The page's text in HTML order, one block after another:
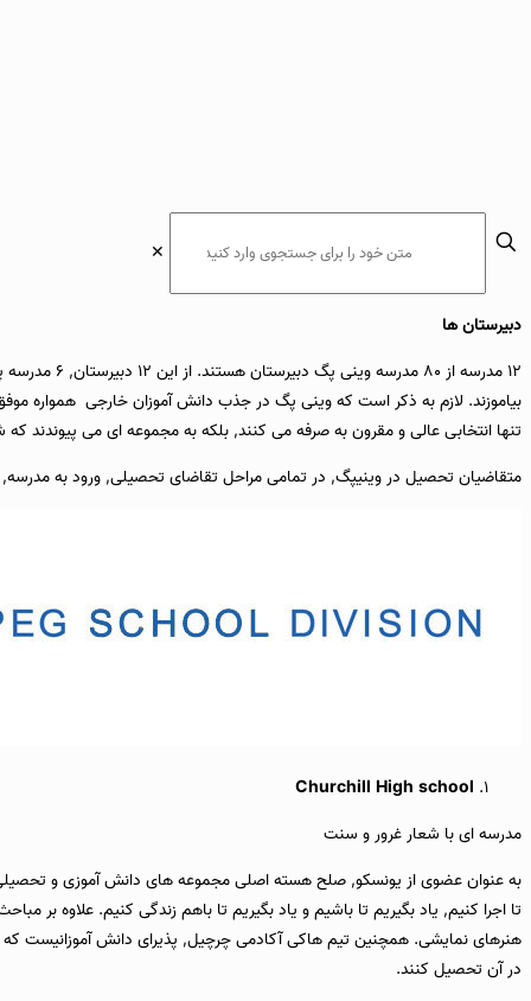
✕
دبیرستان ها
12 مدرسه
بیاموزند. لازم به ذکر است که وینی پگ در جذب دانش آموزان خارجی همواره
تنها انتخابی عالی و مقرون به صرفه می کنند, بلکه به مجموعه ای می
متقاضیان تحصیل در وینیپگ, در تمامی مراحل تقاضای تحصیلی, ورود به
Churchill High school
مدرسه ای با شعار غرور و سنت
تا اجرا کنیم, یاد بگیریم تا باشیم و یاد بگیریم تا باهم زندگی کنیم. علاوه
هنرهای نمایشی. همچنین تیم هاکی آکادمی چرچیل, پذیرای دانش آموزانیست که در سطح عالی مشغول
در آن تحصیل کنند.